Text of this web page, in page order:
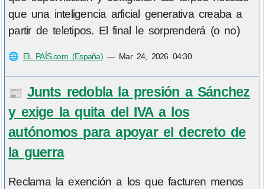
que una inteligencia arficial generativa creaba a
partir de teletipos. El final le sorprenderá (o no)
🌐 EL PAÍS.com (España)— Mar 24, 2026 04:30
📰 Junts redobla la presión a Sánchez
y exige la quita del IVA a los
autónomos para apoyar el decreto de
la guerra
Reclama la exención a los que facturen menos